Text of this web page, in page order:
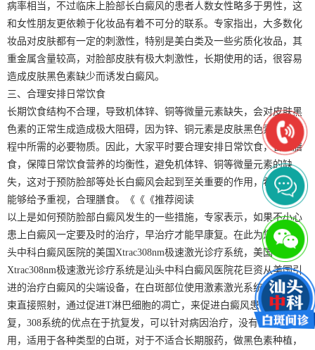
病率相当，不过临床上脸部长白癜风的患者人数女性略多于男性，这
和女性朋友更依赖于化妆品有着不可分的联系。专家指出，大多数化
妆品对皮肤都有一定的刺激性，特别是美白类及一些劣质化妆品，其
重金属含量较高，对脸部皮肤有极大刺激性，长期使用的话，很容易
造成皮肤黑色素缺少而诱发白癜风。
三、合理安排日常饮食
长期饮食结构不合理，导致机体锌、铜等微量元素缺失，会对皮肤黑
色素的正常生成造成极大阻碍，因为锌、铜元素是皮肤黑色素生成过
程中所需的必要物质。因此，大家平时要合理安排日常饮食，合理膳
食，保障日常饮食营养的均衡性，避免机体锌、铜等微量元素的缺
失，这对于预防脸部等处长白癜风会起到至关重要的作用，希望大家
能够给予重视，合理膳食。《《《推荐阅读
以上是如何预防脸部白癜风发生的一些措施，专家表示，如果不小心
患上白癜风一定要及时的治疗，早治疗才能早康复。在此为您推荐汕
头中科白癜风医院的美国Xtrac308nm极速激光诊疗系统，美国
Xtrac308nm极速激光诊疗系统是汕头中科白癜风医院花巨资从美国引
进的治疗白癜风的尖端设备，在白斑部位使用激素激光系统的激光光
束直接照射，通过促进T淋巴细胞的凋亡，来促进白癜风患者的康
复，308系统的优点在于抗复发，可以针对病因治疗，没有任何副作
用，适用于各种类型的白斑，对于不适合长期服药，做黑色素种植，